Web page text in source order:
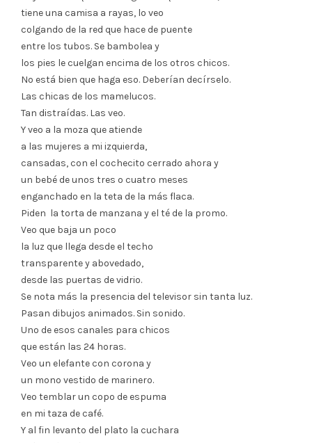
tiene una camisa a rayas, lo veo
colgando de la red que hace de puente
entre los tubos. Se bambolea y
los pies le cuelgan encima de los otros chicos.
No está bien que haga eso. Deberían decírselo.
Las chicas de los mamelucos.
Tan distraídas. Las veo.
Y veo a la moza que atiende
a las mujeres a mi izquierda,
cansadas, con el cochecito cerrado ahora y
un bebé de unos tres o cuatro meses
enganchado en la teta de la más flaca.
Piden la torta de manzana y el té de la promo.
Veo que baja un poco
la luz que llega desde el techo
transparente y abovedado,
desde las puertas de vidrio.
Se nota más la presencia del televisor sin tanta luz.
Pasan dibujos animados. Sin sonido.
Uno de esos canales para chicos
que están las 24 horas.
Veo un elefante con corona y
un mono vestido de marinero.
Veo temblar un copo de espuma
en mi taza de café.
Y al fin levanto del plato la cuchara